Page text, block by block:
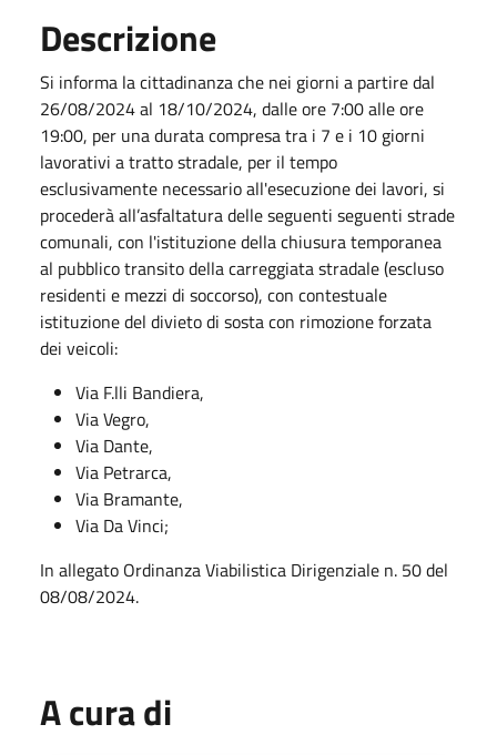
Descrizione
Si informa la cittadinanza che nei giorni a partire dal
26/08/2024 al 18/10/2024, dalle ore 7:00 alle ore
19:00, per una durata compresa tra i 7 e i 10 giorni
lavorativi a tratto stradale, per il tempo
esclusivamente necessario all'esecuzione dei lavori, si
procederà all’asfaltatura delle seguenti seguenti strade
comunali, con l'istituzione della chiusura temporanea
al pubblico transito della carreggiata stradale (escluso
residenti e mezzi di soccorso), con contestuale
istituzione del divieto di sosta con rimozione forzata
dei veicoli:
Via F.lli Bandiera,
Via Vegro,
Via Dante,
Via Petrarca,
Via Bramante,
Via Da Vinci;
In allegato Ordinanza Viabilistica Dirigenziale n. 50 del
08/08/2024.
A cura di